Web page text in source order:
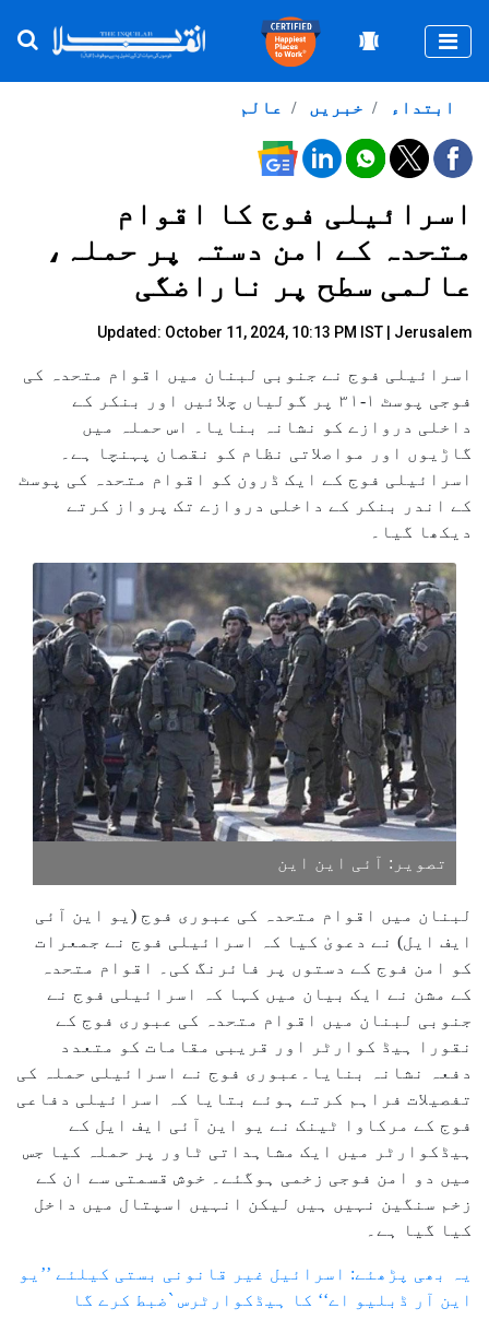
عالم خبریں ابتداء
اسرائیلی فوج کا اقوام
متحدہ کے امن دستہ پر حملہ،
عالمی سطح پر ناراضگی
Updated: October 11, 2024, 10:13 PM IST | Jerusalem
اسرائیلی فوج نے جنوبی لبنان میں اقوام متحدہ کی
فوجی پوسٹ ۱-۳۱ پر گولیاں چلائیں اور بنکر کے
داخلی دروازے کو نشانہ بنایا۔ اس حملہ میں
گاڑیوں اور مواصلاتی نظام کو نقصان پہنچا ہے۔
اسرائیلی فوج کے ایک ڈرون کو اقوام متحدہ کی پوسٹ
کے اندر بنکر کے داخلی دروازے تک پرواز کرتے
دیکھا گیا۔
تصویر: آئی این این
لبنان میں اقوام متحدہ کی عبوری فوج (یو این آئی
ایف ایل) نے دعویٰ کیا کہ اسرائیلی فوج نے جمعرات
کو امن فوج کے دستوں پر فائرنگ کی۔ اقوام متحدہ
کے مشن نے ایک بیان میں کہا کہ اسرائیلی فوج نے
جنوبی لبنان میں اقوام متحدہ کی عبوری فوج کے
نقورا ہیڈ کوارٹر اور قریبی مقامات کو متعدد
دفعہ نشانہ بنایا۔عبوری فوج نے اسرائیلی حملہ کی
تفصیلات فراہم کرتے ہوئے بتایا کہ اسرائیلی دفاعی
فوج کے مرکاوا ٹینک نے یو این آئی ایف ایل کے
ہیڈکوارٹر میں ایک مشاہداتی ٹاور پر حملہ کیا جس
میں دو امن فوجی زخمی ہوگئے۔ خوش قسمتی سے ان کے
زخم سنگین نہیں ہیں لیکن انہیں اسپتال میں داخل
کیا گیا ہے۔
یہ بھی پڑھئے: اسرائیل غیر قانونی بستی کیلئے ’’یو
این آر ڈبلیو اے‘‘ کا ہیڈکوارٹرس `ضبط کرے گا